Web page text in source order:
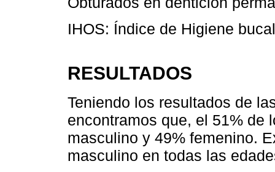
IHOS: Índice de Higiene
RESULTADOS
Teniendo los resultados de
encontramos que, el 51% de
masculino y 49% femenino.
masculino en todas las